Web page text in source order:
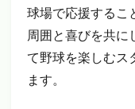
球場で応援するこ
周囲と喜びを共に
て野球を楽しむス
ます。